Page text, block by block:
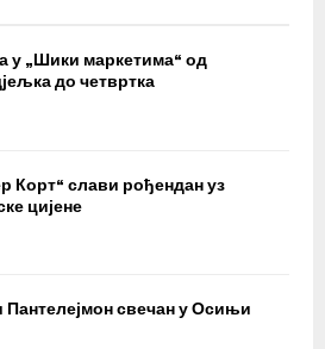
у „Шики маркетима“ од
до четвртка
Корт“ слави рођендан уз
цијене
Пантелејмон свечан у Осињи